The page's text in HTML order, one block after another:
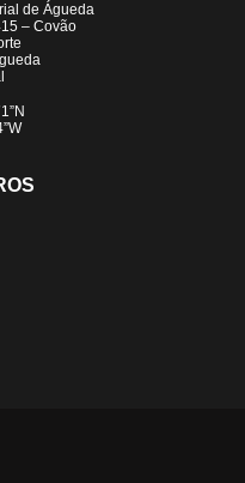
de Águeda
– Covão